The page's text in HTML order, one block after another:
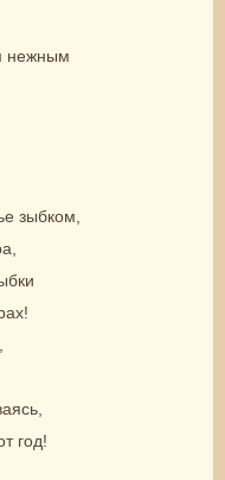
нежным
зыбком,
год!